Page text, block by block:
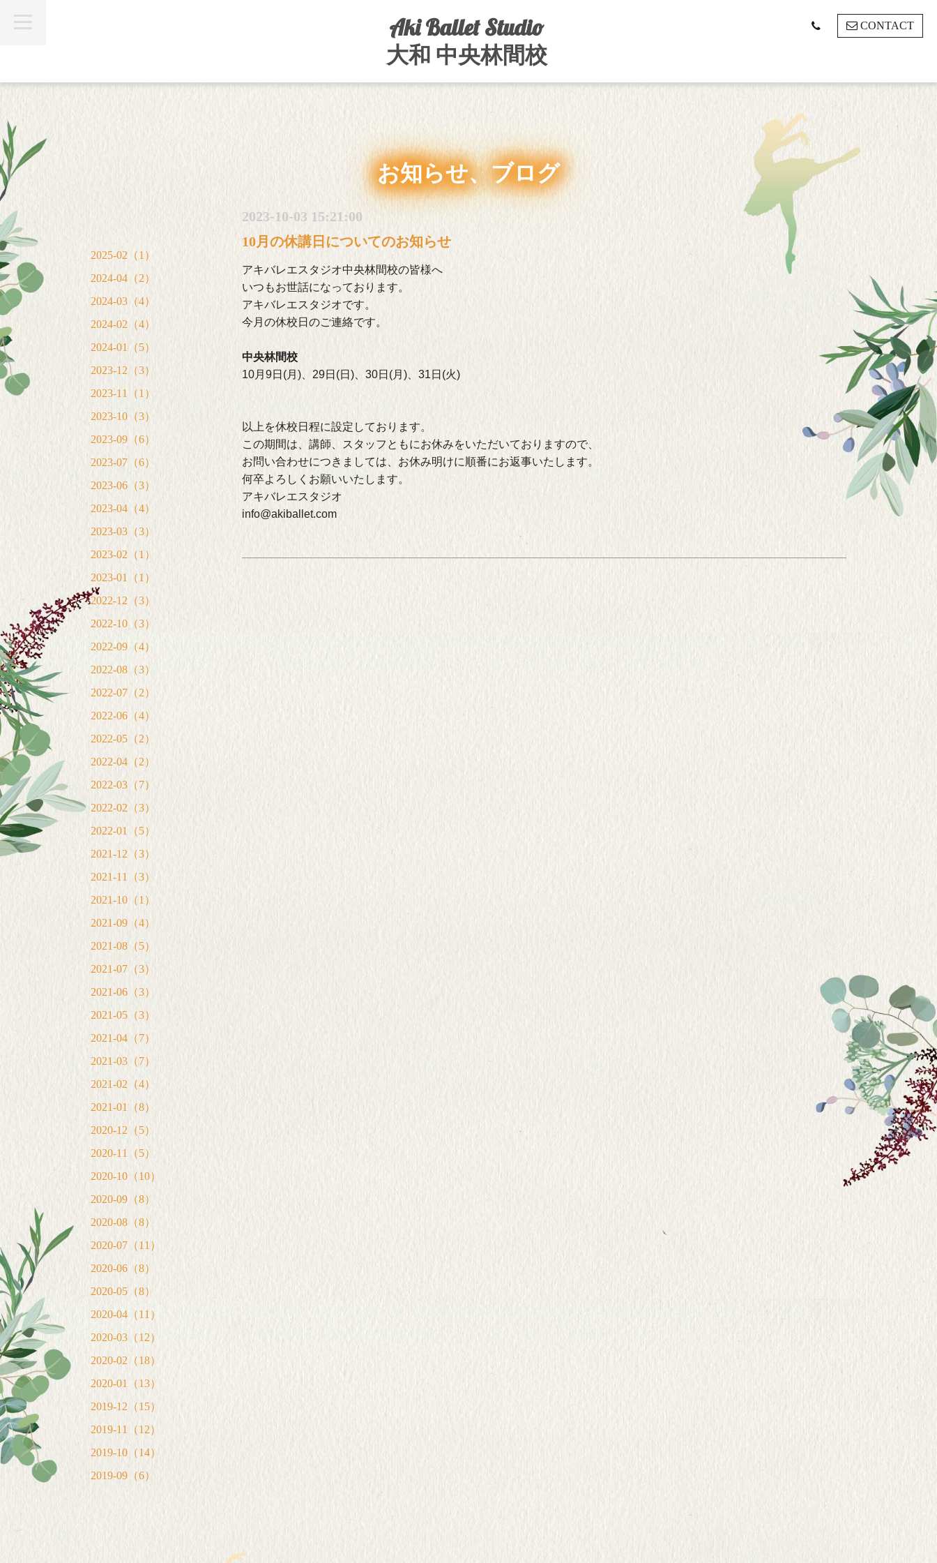
Aki Ballet Studio
大和 中央林間校
t
o
n
g
i
o
CONTACT
お知らせ、ブログ
2023-10-03 15:21:00
10月の休講日についてのお知らせ
アキバレエスタジオ中央林間校の皆様へ
いつもお世話になっております。
アキバレエスタジオです。
今月の休校日のご連絡です。
中央林間校
10月9日(月)、29日(日)、30日(月)、31日(火)
以上を休校日程に設定しております。
この期間は、講師、スタッフともにお休みをいただいておりますので、
お問い合わせにつきましては、お休み明けに順番にお返事いたします。
何卒よろしくお願いいたします。
アキバレエスタジオ
info@akiballet.com
2025-02（1）
2024-04（2）
2024-03（4）
2024-02（4）
2024-01（5）
2023-12（3）
2023-11（1）
2023-10（3）
2023-09（6）
2023-07（6）
2023-06（3）
2023-04（4）
2023-03（3）
2023-02（1）
2023-01（1）
2022-12（3）
2022-10（3）
2022-09（4）
2022-08（3）
2022-07（2）
2022-06（4）
2022-05（2）
2022-04（2）
2022-03（7）
2022-02（3）
2022-01（5）
2021-12（3）
2021-11（3）
2021-10（1）
2021-09（4）
2021-08（5）
2021-07（3）
2021-06（3）
2021-05（3）
2021-04（7）
2021-03（7）
2021-02（4）
2021-01（8）
2020-12（5）
2020-11（5）
2020-10（10）
2020-09（8）
2020-08（8）
2020-07（11）
2020-06（8）
2020-05（8）
2020-04（11）
2020-03（12）
2020-02（18）
2020-01（13）
2019-12（15）
2019-11（12）
2019-10（14）
2019-09（6）